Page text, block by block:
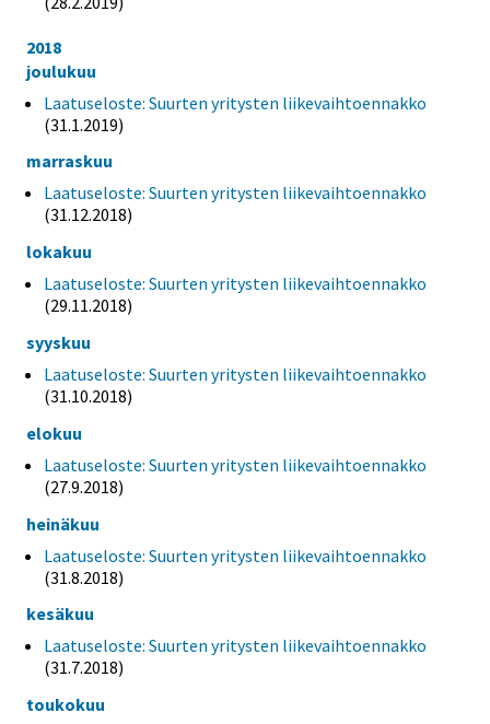
2018
joulukuu
Laatuseloste: Suurten yritysten liikevaihtoennakko
(31.1.2019)
marraskuu
Laatuseloste: Suurten yritysten liikevaihtoennakko
(31.12.2018)
lokakuu
Laatuseloste: Suurten yritysten liikevaihtoennakko
(29.11.2018)
syyskuu
Laatuseloste: Suurten yritysten liikevaihtoennakko
(31.10.2018)
elokuu
Laatuseloste: Suurten yritysten liikevaihtoennakko
(27.9.2018)
heinäkuu
Laatuseloste: Suurten yritysten liikevaihtoennakko
(31.8.2018)
kesäkuu
Laatuseloste: Suurten yritysten liikevaihtoennakko
(31.7.2018)
toukokuu